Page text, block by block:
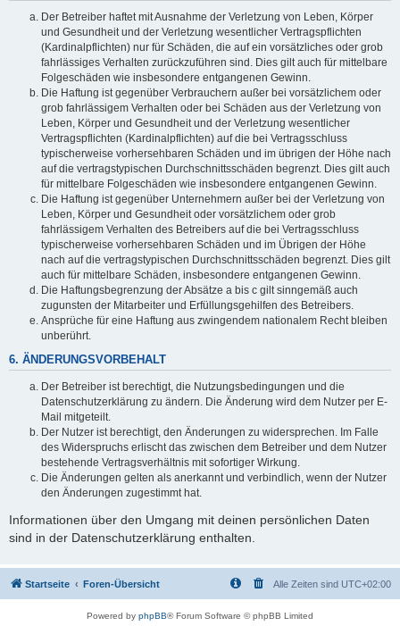
Der Betreiber haftet mit Ausnahme der Verletzung von Leben, Körper
und Gesundheit und der Verletzung wesentlicher Vertragspflichten
(Kardinalpflichten) nur für Schäden, die auf ein vorsätzliches oder grob
fahrlässiges Verhalten zurückzuführen sind. Dies gilt auch für mittelbare
Folgeschäden wie insbesondere entgangenen Gewinn.
Die Haftung ist gegenüber Verbrauchern außer bei vorsätzlichem oder
grob fahrlässigem Verhalten oder bei Schäden aus der Verletzung von
Leben, Körper und Gesundheit und der Verletzung wesentlicher
Vertragspflichten (Kardinalpflichten) auf die bei Vertragsschluss
typischerweise vorhersehbaren Schäden und im übrigen der Höhe nach
auf die vertragstypischen Durchschnittsschäden begrenzt. Dies gilt auch
für mittelbare Folgeschäden wie insbesondere entgangenen Gewinn.
Die Haftung ist gegenüber Unternehmern außer bei der Verletzung von
Leben, Körper und Gesundheit oder vorsätzlichem oder grob
fahrlässigem Verhalten des Betreibers auf die bei Vertragsschluss
typischerweise vorhersehbaren Schäden und im Übrigen der Höhe
nach auf die vertragstypischen Durchschnittsschäden begrenzt. Dies gilt
auch für mittelbare Schäden, insbesondere entgangenen Gewinn.
Die Haftungsbegrenzung der Absätze a bis c gilt sinngemäß auch
zugunsten der Mitarbeiter und Erfüllungsgehilfen des Betreibers.
Ansprüche für eine Haftung aus zwingendem nationalem Recht bleiben
unberührt.
6. ÄNDERUNGSVORBEHALT
Der Betreiber ist berechtigt, die Nutzungsbedingungen und die
Datenschutzerklärung zu ändern. Die Änderung wird dem Nutzer per E-
Mail mitgeteilt.
Der Nutzer ist berechtigt, den Änderungen zu widersprechen. Im Falle
des Widerspruchs erlischt das zwischen dem Betreiber und dem Nutzer
bestehende Vertragsverhältnis mit sofortiger Wirkung.
Die Änderungen gelten als anerkannt und verbindlich, wenn der Nutzer
den Änderungen zugestimmt hat.
Informationen über den Umgang mit deinen persönlichen Daten
sind in der Datenschutzerklärung enthalten.
Startseite Foren-Übersicht Alle Zeiten sind UTC+02:00
Powered by phpBB® Forum Software © phpBB Limited